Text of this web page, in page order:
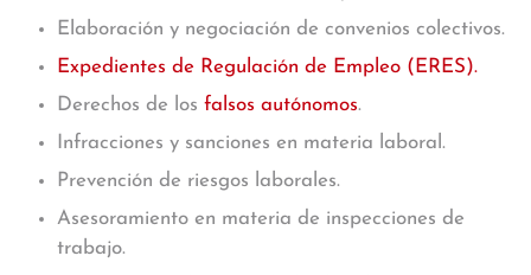
Elaboración y negociación de convenios colectivos.
Expedientes de Regulación de Empleo (ERES).
Derechos de los falsos autónomos.
Infracciones y sanciones en materia laboral.
Prevención de riesgos laborales.
Asesoramiento en materia de inspecciones de
trabajo.